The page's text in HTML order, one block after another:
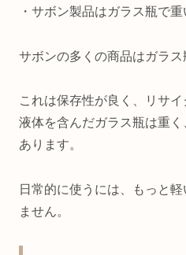
・サボン製品はガラス瓶で重
サボンの多くの商品はガラス
これは保存性が良く、リサイ
液体を含んだガラス瓶は重
あります。
日常的に使うには、もっと
ません。